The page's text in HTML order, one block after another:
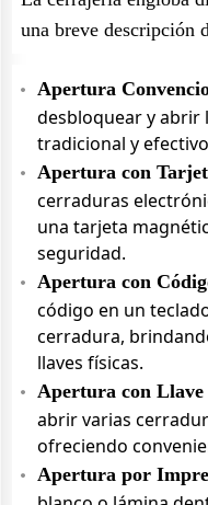
una breve descripción
Apertura
desbloquear y abrir
tradicional y
Apertura con
cerraduras
una tarjeta
seguridad.
Apertura con
código en un
cerradura,
llaves físicas.
Apertura con Llave
abrir varias
ofreciendo
Apertura por